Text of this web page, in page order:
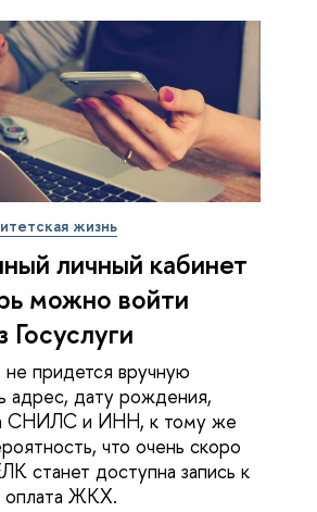
жизнь
личный кабинет
можно войти
Госуслуги
придется вручную
адрес, дату рождения,
СНИЛС и ИНН, к тому же
что очень скоро
станет доступна запись к
оплата ЖКХ.